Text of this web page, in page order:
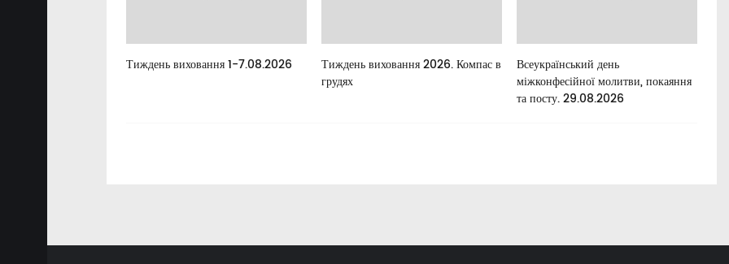
Тиждень виховання 1-7.08.2026
Тиждень виховання 2026. Компас в
грудях
Всеукраїнський день
міжконфесійної молитви, покаяння
та посту. 29.08.2026